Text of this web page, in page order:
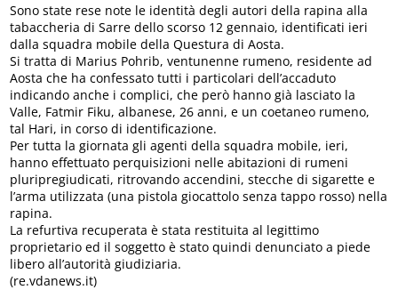
Sono state rese note le identità degli autori della rapina alla
tabaccheria di Sarre dello scorso 12 gennaio, identificati ieri
dalla squadra mobile della Questura di Aosta.
Si tratta di Marius Pohrib, ventunenne rumeno, residente ad
Aosta che ha confessato tutti i particolari dell’accaduto
indicando anche i complici, che però hanno già lasciato la
Valle, Fatmir Fiku, albanese, 26 anni, e un coetaneo rumeno,
tal Hari, in corso di identificazione.
Per tutta la giornata gli agenti della squadra mobile, ieri,
hanno effettuato perquisizioni nelle abitazioni di rumeni
pluripregiudicati, ritrovando accendini, stecche di sigarette e
l’arma utilizzata (una pistola giocattolo senza tappo rosso) nella
rapina.
La refurtiva recuperata è stata restituita al legittimo
proprietario ed il soggetto è stato quindi denunciato a piede
libero all’autorità giudiziaria.
(re.vdanews.it)